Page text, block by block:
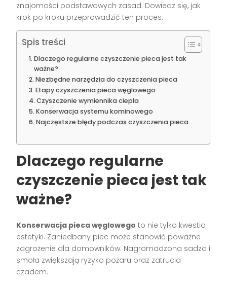
znajomości podstawowych zasad. Dowiedz się, jak
krok po kroku przeprowadzić ten proces.
Spis treści
Dlaczego regularne czyszczenie pieca jest tak
ważne?
Niezbędne narzędzia do czyszczenia pieca
Etapy czyszczenia pieca węglowego
Czyszczenie wymiennika ciepła
Konserwacja systemu kominowego
Najczęstsze błędy podczas czyszczenia pieca
Dlaczego regularne
czyszczenie pieca jest tak
ważne?
Konserwacja pieca węglowego to nie tylko kwestia
estetyki. Zaniedbany piec może stanowić poważne
zagrożenie dla domowników. Nagromadzona sadza i
smoła zwiększają ryzyko pożaru oraz zatrucia
czadem.